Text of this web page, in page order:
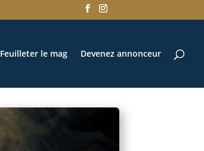
Feuilleter le mag Devenez annonceur